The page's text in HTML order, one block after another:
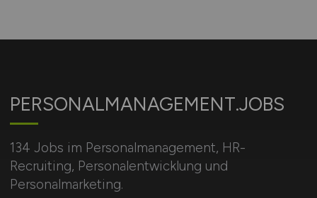
PERSONALMANAGEMENT.JOBS
134 Jobs im Personalmanagement, HR-
Recruiting, Personalentwicklung und
Personalmarketing.